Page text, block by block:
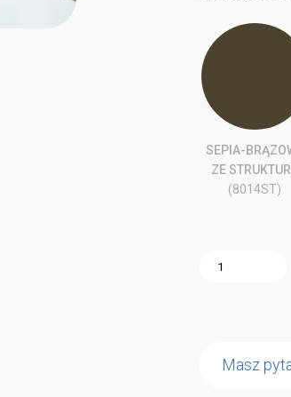
SEPIA-
ZE
(8014ST)
Masz